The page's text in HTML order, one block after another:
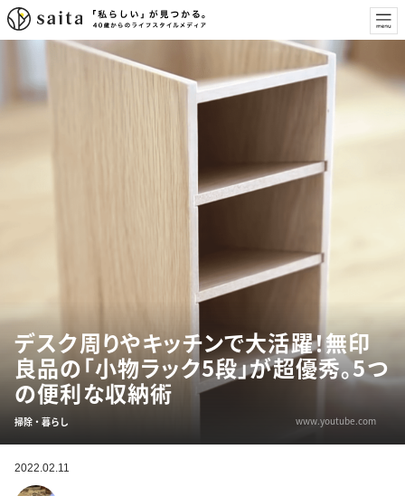
デスク周りやキッチンで大活躍！無印
良品の「小物ラック5段」が超優秀。5つ
の便利な収納術
掃除・暮らし www.youtube.com
2022.02.11